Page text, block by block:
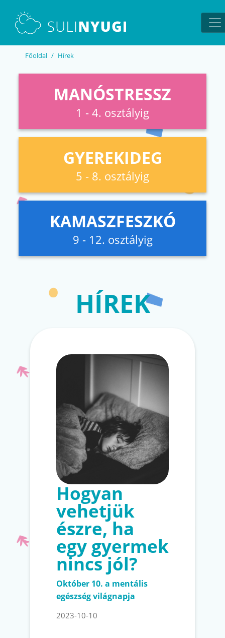
Főoldal Hírek
MANÓSTRESSZ
1 - 4. osztályig
GYEREKIDEG
5 - 8. osztályig
KAMASZFESZKÓ
9 - 12. osztályig
HÍREK
Hogyan
vehetjük
észre, ha
egy gyermek
nincs jól?
Október 10. a mentális
egészség világnapja
2023-10-10